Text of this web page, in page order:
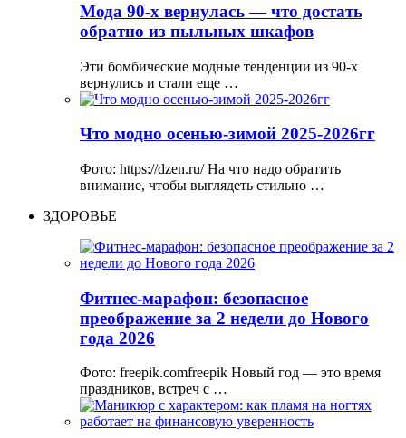
Мода 90-х вернулась — что достать
обратно из пыльных шкафов
Эти бомбические модные тенденции из 90-х
вернулись и стали еще …
Что модно осенью-зимой 2025-2026гг
Фото: https://dzen.ru/ На что надо обратить
внимание, чтобы выглядеть стильно …
ЗДОРОВЬЕ
Фитнес-марафон: безопасное
преображение за 2 недели до Нового
года 2026
Фото: freepik.comfreepik Новый год — это время
праздников, встреч с …